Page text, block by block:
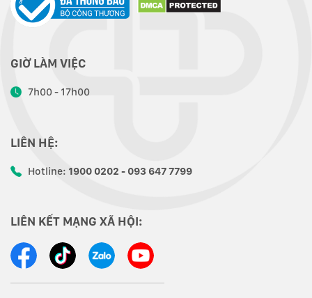
GIỜ LÀM VIỆC
7h00 - 17h00
LIÊN HỆ:
Hotline: 1900 0202 - 093 647 7799
LIÊN KẾT MẠNG XÃ HỘI: